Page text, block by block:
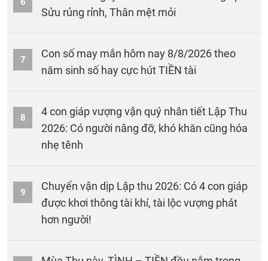
Sửu rủng rỉnh, Thân mệt mỏi
7
Con số may mắn hôm nay 8/8/2026 theo
năm sinh số hay cực hút TIỀN tài
8
4 con giáp vượng vận quý nhân tiết Lập Thu
2026: Có người nâng đỡ, khó khăn cũng hóa
nhẹ tênh
9
Chuyển vận dịp Lập thu 2026: Có 4 con giáp
được khơi thông tài khí, tài lộc vượng phát
hơn người!